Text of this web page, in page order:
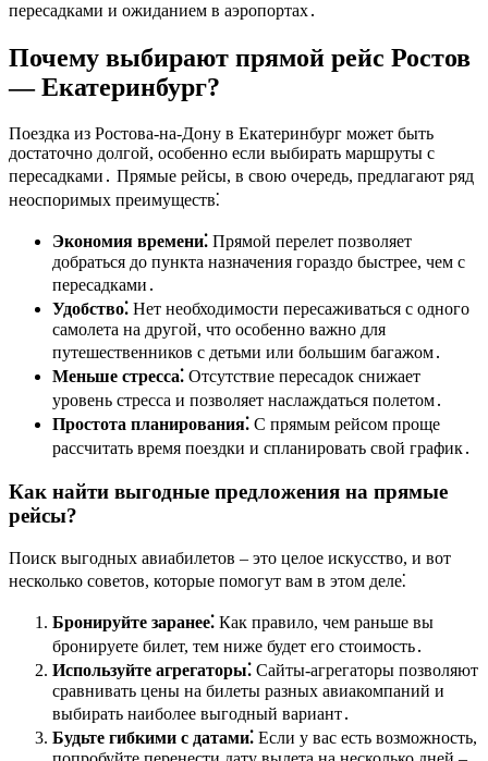
пересадками и ожиданием в аэропортах․
Почему выбирают прямой рейс Ростов
— Екатеринбург?
Поездка из Ростова-на-Дону в Екатеринбург может быть
достаточно долгой, особенно если выбирать маршруты с
пересадками․ Прямые рейсы, в свою очередь, предлагают ряд
неоспоримых преимуществ⁚
Экономия времени⁚ Прямой перелет позволяет
добраться до пункта назначения гораздо быстрее, чем с
пересадками․
Удобство⁚ Нет необходимости пересаживаться с одного
самолета на другой, что особенно важно для
путешественников с детьми или большим багажом․
Меньше стресса⁚ Отсутствие пересадок снижает
уровень стресса и позволяет наслаждаться полетом․
Простота планирования⁚ С прямым рейсом проще
рассчитать время поездки и спланировать свой график․
Как найти выгодные предложения на прямые
рейсы?
Поиск выгодных авиабилетов – это целое искусство, и вот
несколько советов, которые помогут вам в этом деле⁚
Бронируйте заранее⁚ Как правило, чем раньше вы
бронируете билет, тем ниже будет его стоимость․
Используйте агрегаторы⁚ Сайты-агрегаторы позволяют
сравнивать цены на билеты разных авиакомпаний и
выбирать наиболее выгодный вариант․
Будьте гибкими с датами⁚ Если у вас есть возможность,